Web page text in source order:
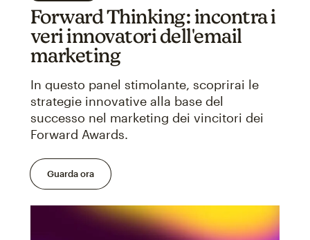
Forward Thinking: incontra i
veri innovatori dell'email
marketing
In questo panel stimolante, scoprirai le
strategie innovative alla base del
successo nel marketing dei vincitori dei
Forward Awards.
Guarda ora